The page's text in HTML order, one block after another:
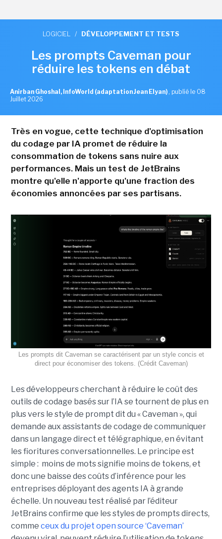
LOGICIEL / DÉVELOPPEMENT ET TESTS
Les prompts Caveman pour
réduire les tokens en débat
Anirban Ghoshal, InfoWorld (adaptation Jean Elyan) , publié le 08
Juillet 2026
Très en vogue, cette technique d'optimisation
du codage par IA promet de réduire la
consommation de tokens sans nuire aux
performances. Mais un test de JetBrains
montre qu'elle n'apporte qu'une fraction des
économies annoncées par ses partisans.
Les prompts dit Caveman se caractérisent par un style concis et
direct pour économiser des tokens. (Crédit Caveman)
Les développeurs cherchant à réduire le coût des
outils de codage basés sur l’IA se tournent de plus en
plus vers le style de prompt dit du « Caveman », qui
demande aux assistants de codage de communiquer
dans un langage direct et télégraphique, en évitant
les fioritures conversationnelles. Le principe est
simple : moins de mots signifie moins de tokens, et
donc une baisse des coûts d’inférence pour les
entreprises déployant des agents IA à grande
échelle. Un nouveau test réalisé par l’éditeur
JetBrains confirme que les styles de prompts directs,
comme ceux du projet open source ‘Caveman’